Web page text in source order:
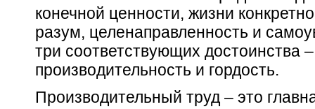
конечной ценности, жизни
разум, целенаправленность и
три соответствующих достоинства
производительность и гордость.
Производительный труд – это